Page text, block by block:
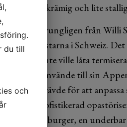
i en vuxet krämig och lite
ursprungligen från Willi
ostmästarna i Schweiz.
absolut inte ville låta
som de använde till sin
krävde för att
en egen, sofistikerad
till Toggenburger, en
du till
och